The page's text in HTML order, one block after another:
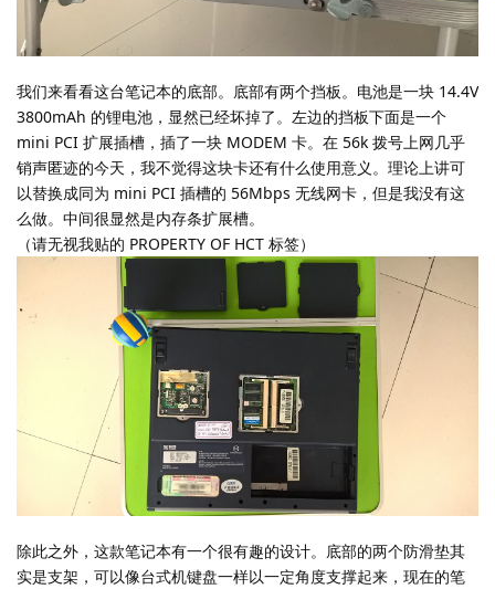
我们来看看这台笔记本的底部。底部有两个挡板。电池是一块 14.4V
3800mAh 的锂电池，显然已经坏掉了。左边的挡板下面是一个
mini PCI 扩展插槽，插了一块 MODEM 卡。在 56k 拨号上网几乎
销声匿迹的今天，我不觉得这块卡还有什么使用意义。理论上讲可
以替换成同为 mini PCI 插槽的 56Mbps 无线网卡，但是我没有这
么做。中间很显然是内存条扩展槽。
（请无视我贴的 PROPERTY OF HCT 标签）
除此之外，这款笔记本有一个很有趣的设计。底部的两个防滑垫其
实是支架，可以像台式机键盘一样以一定角度支撑起来，现在的笔